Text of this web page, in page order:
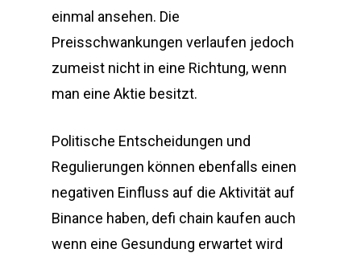
einmal ansehen. Die
Preisschwankungen verlaufen jedoch
zumeist nicht in eine Richtung, wenn
man eine Aktie besitzt.
Politische Entscheidungen und
Regulierungen können ebenfalls einen
negativen Einfluss auf die Aktivität auf
Binance haben, defi chain kaufen auch
wenn eine Gesundung erwartet wird